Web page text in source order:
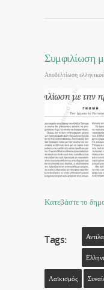
Συμφιλίωση
Αποδελτίωση
Κατεβάστε το
Tags:
Λαϊκισμός